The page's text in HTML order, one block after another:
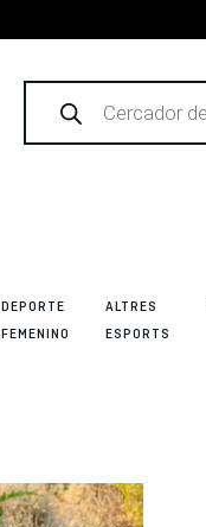
Products
search
DEPORTE
FEMENINO
ALTRES
ESPORTS